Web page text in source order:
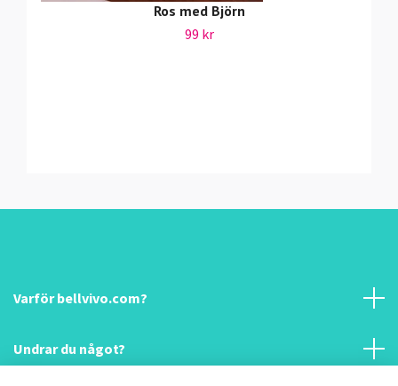
Ros med Björn
99 kr
Varför bellvivo.com?
Undrar du något?